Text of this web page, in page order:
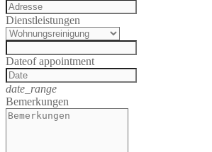
Dienstleistungen
Dateof appointment
date_range
Bemerkungen